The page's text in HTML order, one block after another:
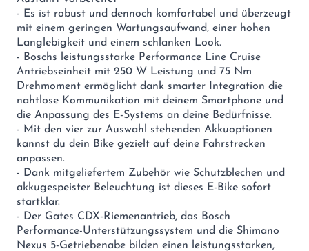
- Es ist robust und dennoch komfortabel und überzeugt
mit einem geringen Wartungsaufwand, einer hohen
Langlebigkeit und einem schlanken Look.
- Boschs leistungsstarke Performance Line Cruise
Antriebseinheit mit 250 W Leistung und 75 Nm
Drehmoment ermöglicht dank smarter Integration die
nahtlose Kommunikation mit deinem Smartphone und
die Anpassung des E-Systems an deine Bedürfnisse.
- Mit den vier zur Auswahl stehenden Akkuoptionen
kannst du dein Bike gezielt auf deine Fahrstrecken
anpassen.
- Dank mitgeliefertem Zubehör wie Schutzblechen und
akkugespeister Beleuchtung ist dieses E-Bike sofort
startklar.
- Der Gates CDX-Riemenantrieb, das Bosch
Performance-Unterstützungssystem und die Shimano
Nexus 5-Getriebenabe bilden einen leistungsstarken,